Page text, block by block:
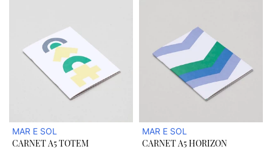
MAR E SOL
CARNET A5 TOTEM
MAR E SOL
CARNET A5 HORIZON